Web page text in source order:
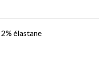
élastane